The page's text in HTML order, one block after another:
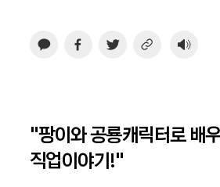
“팡이와 공룡캐릭터로 배
직업이야기!”